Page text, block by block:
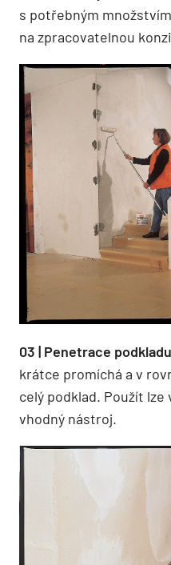
s potřebným
na zpracovatelnou
03 | Penetrace
krátce promíchá a v
celý podklad. Použít
vhodný nástroj.